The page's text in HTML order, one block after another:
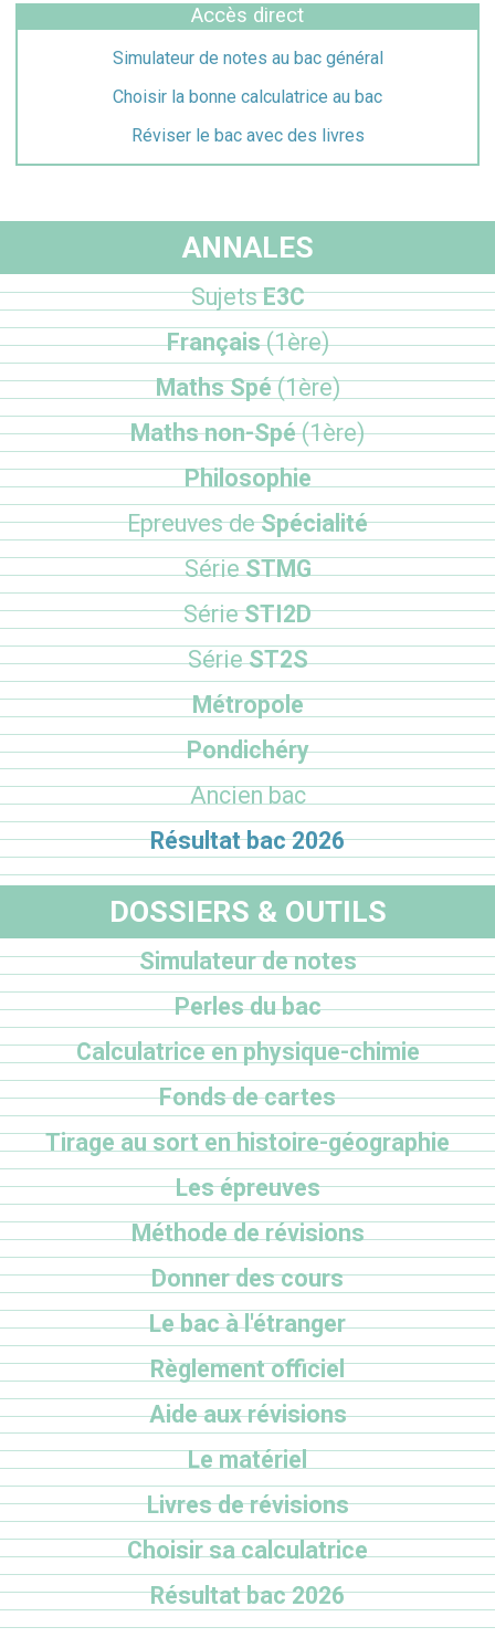
Accès direct
Simulateur de notes au bac général
Choisir la bonne calculatrice au bac
Réviser le bac avec des livres
ANNALES
SujetsE3C
Français(1ère)
Maths Spé(1ère)
Maths non-Spé(1ère)
Philosophie
Epreuves deSpécialité
SérieSTMG
SérieSTI2D
SérieST2S
Métropole
Pondichéry
Ancien bac
Résultat bac 2026
DOSSIERS & OUTILS
Simulateur de notes
Perles du bac
Calculatrice en physique-chimie
Fonds de cartes
Tirage au sort en histoire-géographie
Les épreuves
Méthode de révisions
Donner des cours
Le bac à l'étranger
Règlement officiel
Aide aux révisions
Le matériel
Livres de révisions
Choisir sa calculatrice
Résultat bac 2026